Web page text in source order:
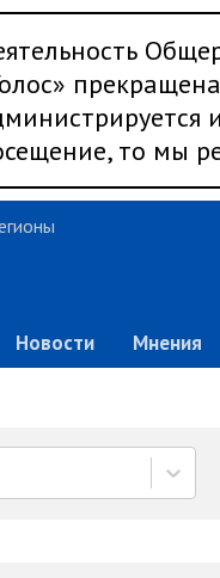
то мы
Новости Мнения